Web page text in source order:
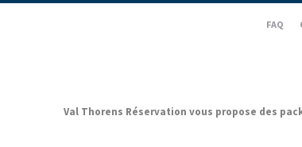
FAQ
Val Thorens Réservation vous propose des